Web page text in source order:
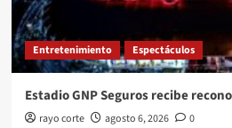
Entretenimiento Espectáculos
Estadio GNP Seguros recibe
rayo corte agosto 6, 2026 0